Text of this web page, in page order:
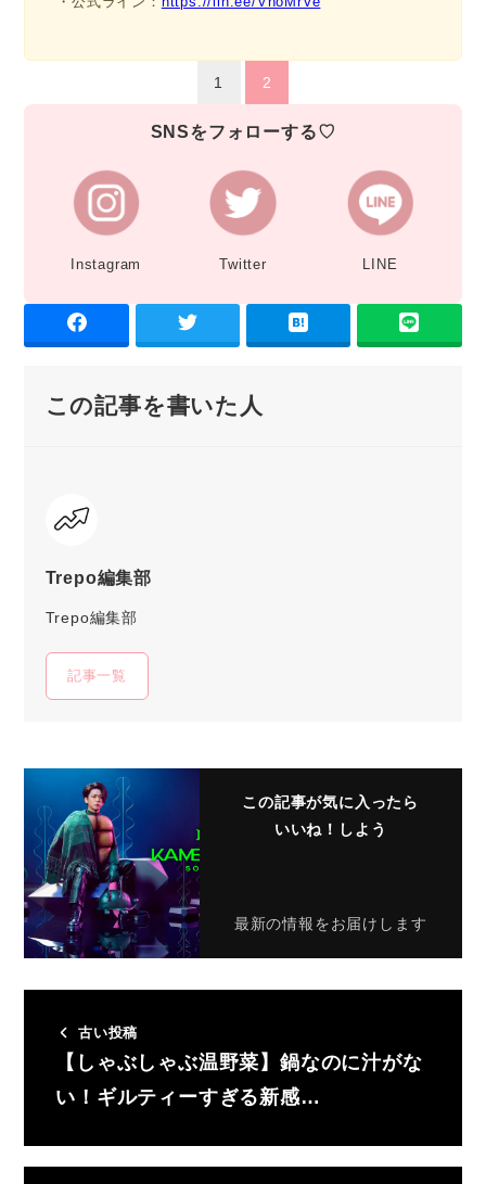
1 2
SNSをフォローする♡
Instagram Twitter LINE
この記事を書いた人
Trepo編集部
Trepo編集部
記事一覧
この記事が気に入ったら
いいね！しよう
最新の情報をお届けします
古い投稿
【しゃぶしゃぶ温野菜】鍋なのに汁がな
い！ギルティーすぎる新感…